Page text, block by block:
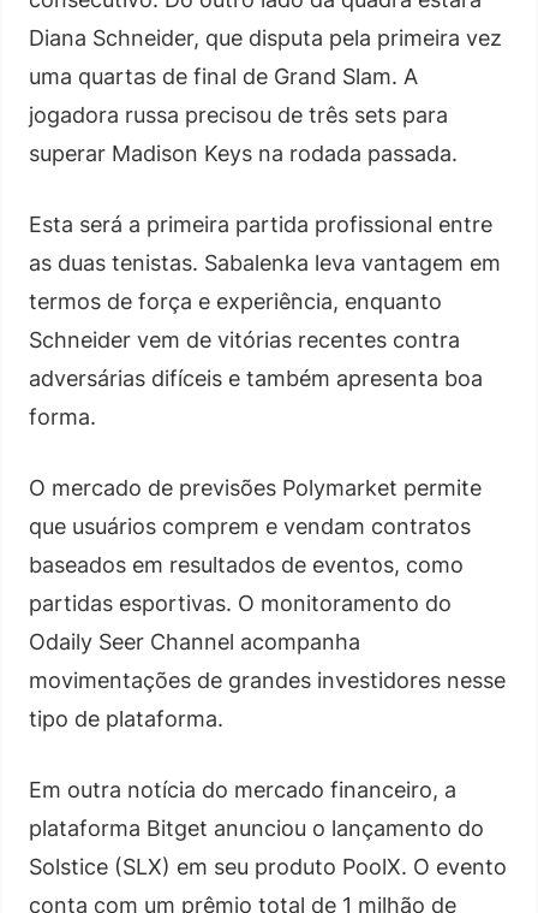
Diana Schneider, que disputa pela primeira vez
uma quartas de final de Grand Slam. A
jogadora russa precisou de três sets para
superar Madison Keys na rodada passada.
Esta será a primeira partida profissional entre
as duas tenistas. Sabalenka leva vantagem em
termos de força e experiência, enquanto
Schneider vem de vitórias recentes contra
adversárias difíceis e também apresenta boa
forma.
O mercado de previsões Polymarket permite
que usuários comprem e vendam contratos
baseados em resultados de eventos, como
partidas esportivas. O monitoramento do
Odaily Seer Channel acompanha
movimentações de grandes investidores nesse
tipo de plataforma.
Em outra notícia do mercado financeiro, a
plataforma Bitget anunciou o lançamento do
Solstice (SLX) em seu produto PoolX. O evento
conta com um prêmio total de 1 milhão de